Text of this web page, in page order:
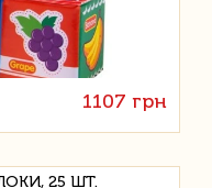
1107 грн
25 ШТ.